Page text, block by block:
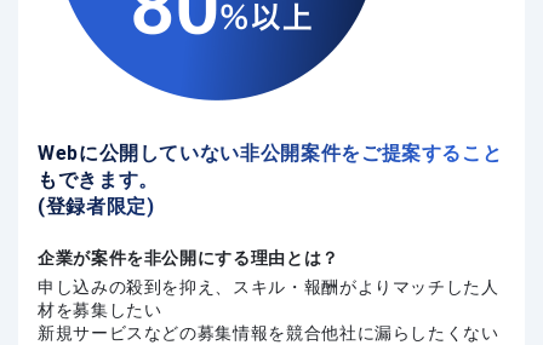
Webに公開していない非公開案件をご提案すること
もできます。
(登録者限定)
企業が案件を非公開にする理由とは？
申し込みの殺到を抑え、スキル・報酬がよりマッチした人
材を募集したい
新規サービスなどの募集情報を競合他社に漏らしたくない